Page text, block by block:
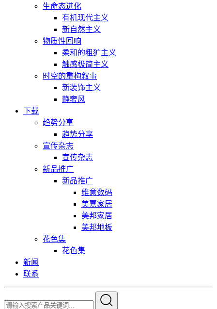
生命态进化
有机现代主义
新自然主义
物质性回响
柔和的粗犷主义
触感极简主义
时空的重构叙事
新装饰主义
静奢风
下载
趋势分享
趋势分享
宣传杂志
宣传杂志
新品推广
新品推广
维意数码
美嘉家居
美邦家居
美邦地板
花色集
花色集
新闻
联系